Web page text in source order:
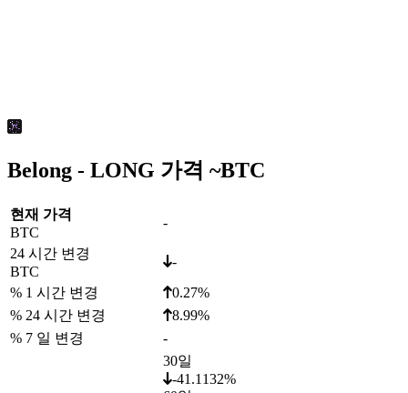
Belong - LONG 가격 ~BTC
현재 가격
BTC
-
24 시간 변경
BTC
-
% 1 시간 변경
0.27%
% 24 시간 변경
8.99%
% 7 일 변경
-
30일
-41.1132%